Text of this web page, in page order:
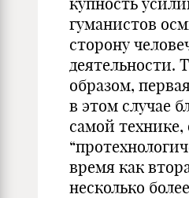
гуманистов
сторону
деятельности.
образом,
в этом случае
самой технике,
время как
несколько